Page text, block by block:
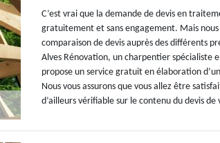
C’est vrai que la demande de devis en
gratuitement et sans engagement. Mais nous
comparaison de devis auprès des différents
Alves Rénovation, un charpentier spécialiste
propose un service gratuit en élaboration
Nous vous assurons que vous allez être
d’ailleurs vérifiable sur le contenu du devis